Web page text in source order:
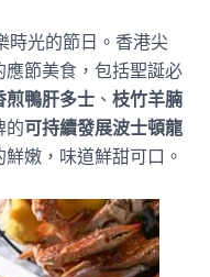
時光的節日。香港尖
節美食，包括聖誕必
煎鴨肝多士、 枝竹羊腩
的可持續發展波士頓龍
鮮嫩，味道鮮甜可口。